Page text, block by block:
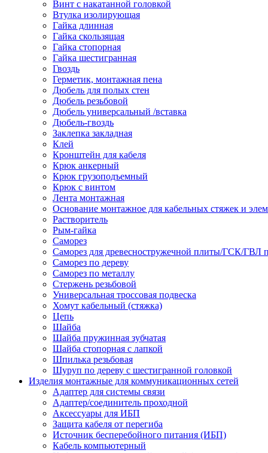
Винт с накатанной головкой
Втулка изолирующая
Гайка длинная
Гайка скользящая
Гайка стопорная
Гайка шестигранная
Гвоздь
Герметик, монтажная пена
Дюбель для полых стен
Дюбель резьбовой
Дюбель универсальный /вставка
Дюбель-гвоздь
Заклепка закладная
Клей
Кронштейн для кабеля
Крюк анкерный
Крюк грузоподъемный
Крюк с винтом
Лента монтажная
Основание монтажное для кабельных стяжек и
Растворитель
Рым-гайка
Саморез
Саморез для древесностружечной плиты/ГСК/ГВЛ
Саморез по дереву
Саморез по металлу
Стержень резьбовой
Универсальная троссовая подвеска
Хомут кабельный (стяжка)
Цепь
Шайба
Шайба пружинная зубчатая
Шайба стопорная с лапкой
Шпилька резьбовая
Шуруп по дереву с шестигранной головкой
Изделия монтажные для коммуникационных сетей
Адаптер для системы связи
Адаптер/соединитель проходной
Аксессуары для ИБП
Защита кабеля от перегиба
Источник бесперебойного питания (ИБП)
Кабель компьютерный